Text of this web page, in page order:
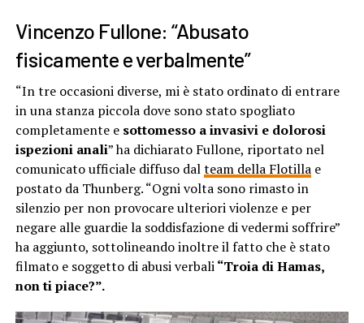
Vincenzo Fullone: “Abusato
fisicamente e verbalmente”
“In tre occasioni diverse, mi è stato ordinato di entrare
in una stanza piccola dove sono stato spogliato
completamente esottomesso a invasivi e dolorosi
ispezioni anali” ha dichiarato Fullone, riportato nel
comunicato ufficiale diffuso dalteam della Flotillae
postato da Thunberg. “Ogni volta sono rimasto in
silenzio per non provocare ulteriori violenze e per
negare alle guardie la soddisfazione di vedermi soffrire”
ha aggiunto, sottolineando inoltre il fatto che è stato
filmato e soggetto di abusi verbali“Troia di Hamas,
non ti piace?”.